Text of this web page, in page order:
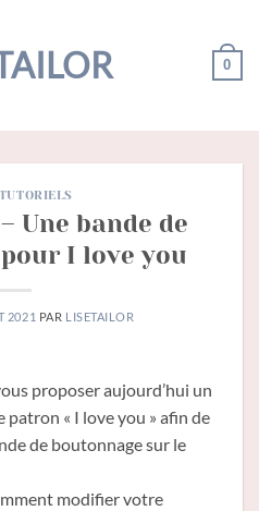
0
TUTORIELS
Une bande de
I love you
2021 PAR LISETAILOR
proposer aujourd’hui un
patron « I love you » afin de
de boutonnage sur le
modifier votre